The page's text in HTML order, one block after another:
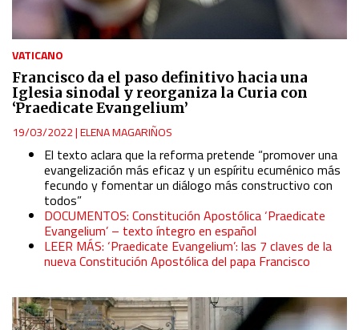
VATICANO
Francisco da el paso definitivo hacia una
Iglesia sinodal y reorganiza la Curia con
‘Praedicate Evangelium’
19/03/2022|ELENA MAGARIÑOS
El texto aclara que la reforma pretende “promover una
evangelización más eficaz y un espíritu ecuménico más
fecundo y fomentar un diálogo más constructivo con
todos”
DOCUMENTOS: Constitución Apostólica ‘Praedicate
Evangelium’ – texto íntegro en español
LEER MÁS: ‘Praedicate Evangelium’: las 7 claves de la
nueva Constitución Apostólica del papa Francisco